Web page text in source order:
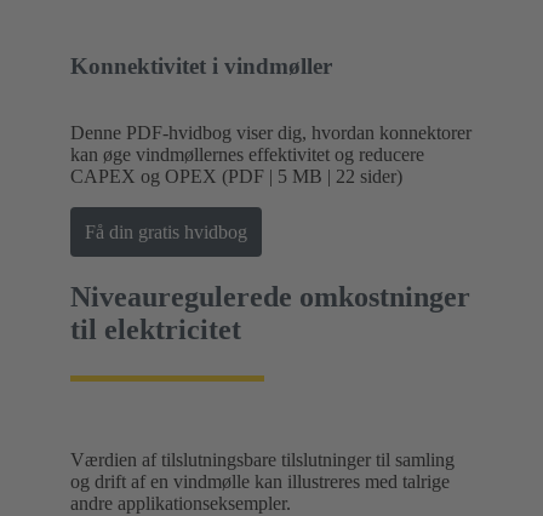
Konnektivitet i vindmøller
Denne PDF-hvidbog viser dig, hvordan konnektorer
kan øge vindmøllernes effektivitet og reducere
CAPEX og OPEX (PDF | 5 MB | 22 sider)
Få din gratis hvidbog
Niveauregulerede omkostninger
til elektricitet
Værdien af tilslutningsbare tilslutninger til samling
og drift af en vindmølle kan illustreres med talrige
andre applikationseksempler.